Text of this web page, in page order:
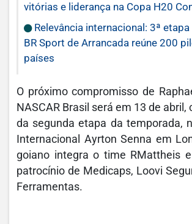
vitórias e liderança na Copa H20
Relevância internacional: 3ª etapa
BR Sport de Arrancada reúne 200
países
O próximo compromisso de
NASCAR Brasil será em 13 de abril,
da segunda etapa da temporada,
Internacional Ayrton Senna em
goiano integra o time RMattheis
patrocínio de Medicaps, Loovi
Ferramentas.